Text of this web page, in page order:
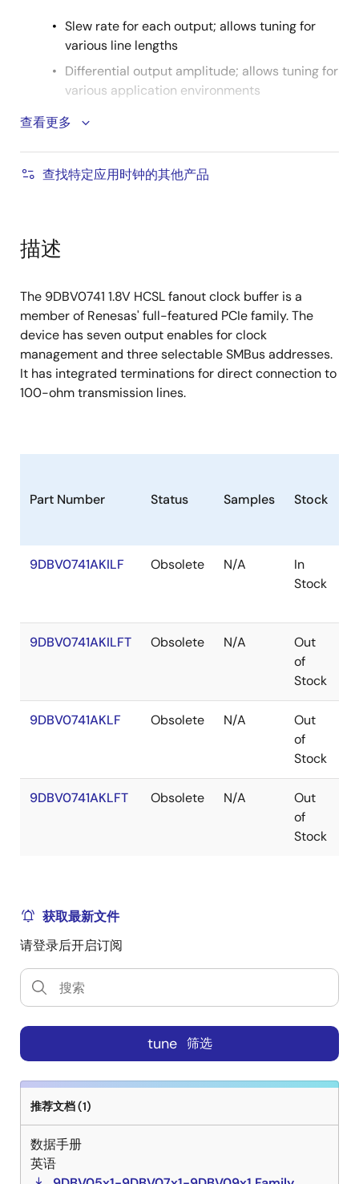
Slew rate for each output; allows tuning for
various line lengths
Differential output amplitude; allows tuning for
various application environments
1MHz to 200MHz operating frequency
controllers
Device contains default configuration; SMBus
interface is not required for device operation
minimal board space
查看更多
查找特定应用时钟的其他产品
描述
The 9DBV0741 1.8V HCSL fanout clock buffer is a
member of Renesas' full-featured PCIe family. The
device has seven output enables for clock
management and three selectable SMBus addresses.
It has integrated terminations for direct connection to
100-ohm transmission lines.
Part Number Status Samples Stock
9DBV0741AKILF Obsolete N/A
In
Stock
9DBV0741AKILFT Obsolete N/A
Out
of
Stock
9DBV0741AKLF Obsolete N/A
Out
of
Stock
9DBV0741AKLFT Obsolete N/A
Out
of
Stock
获取最新文件
请登录后开启订阅
tune 筛选
推荐文档 (1)
数据手册
英语